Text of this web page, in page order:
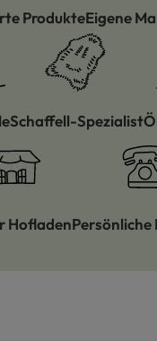
ProdukteEigene
Schaffell-Spezialist
HofladenPersönliche